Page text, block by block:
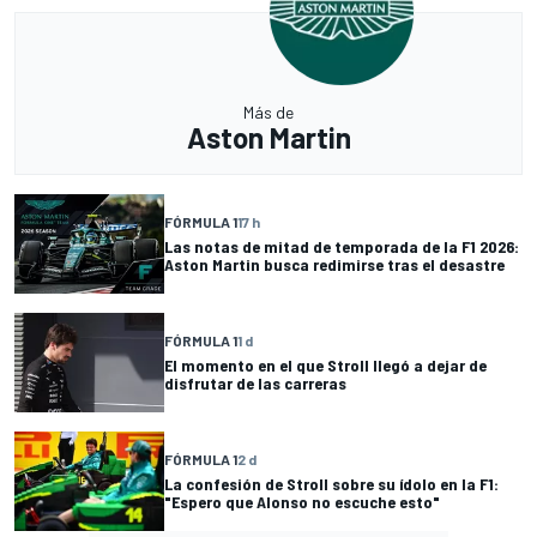
Más de
Aston Martin
FÓRMULA 117 h
Las notas de mitad de temporada de la F1 2026:
Aston Martin busca redimirse tras el desastre
FÓRMULA 11 d
El momento en el que Stroll llegó a dejar de
disfrutar de las carreras
FÓRMULA 12 d
La confesión de Stroll sobre su ídolo en la F1:
"Espero que Alonso no escuche esto"